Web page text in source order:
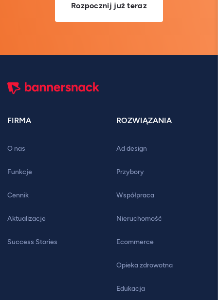
Rozpocznij już teraz
FIRMA
O nas
Funkcje
Cennik
Aktualizacje
Success Stories
ROZWIĄZANIA
Ad design
Przybory
Współpraca
Nieruchomość
Ecommerce
Opieka zdrowotna
Edukacja